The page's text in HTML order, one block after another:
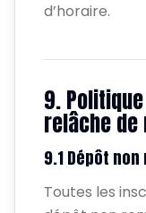
d’horaire.
9.
relâche de
9.1 Dépôt
Toutes les